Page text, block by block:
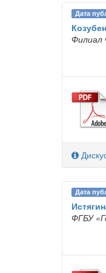
Дата
Филиал
Дата
ФГБУ